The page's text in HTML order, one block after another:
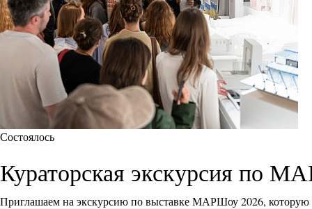
Состоялось
Кураторская экскурсия по
Приглашаем на экскурсию по выставке МАРШоу 2026, которую